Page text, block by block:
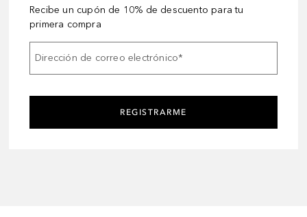
Recibe un cupón de 10% de descuento para tu
primera compra
Dirección de correo electrónico*
REGISTRARME